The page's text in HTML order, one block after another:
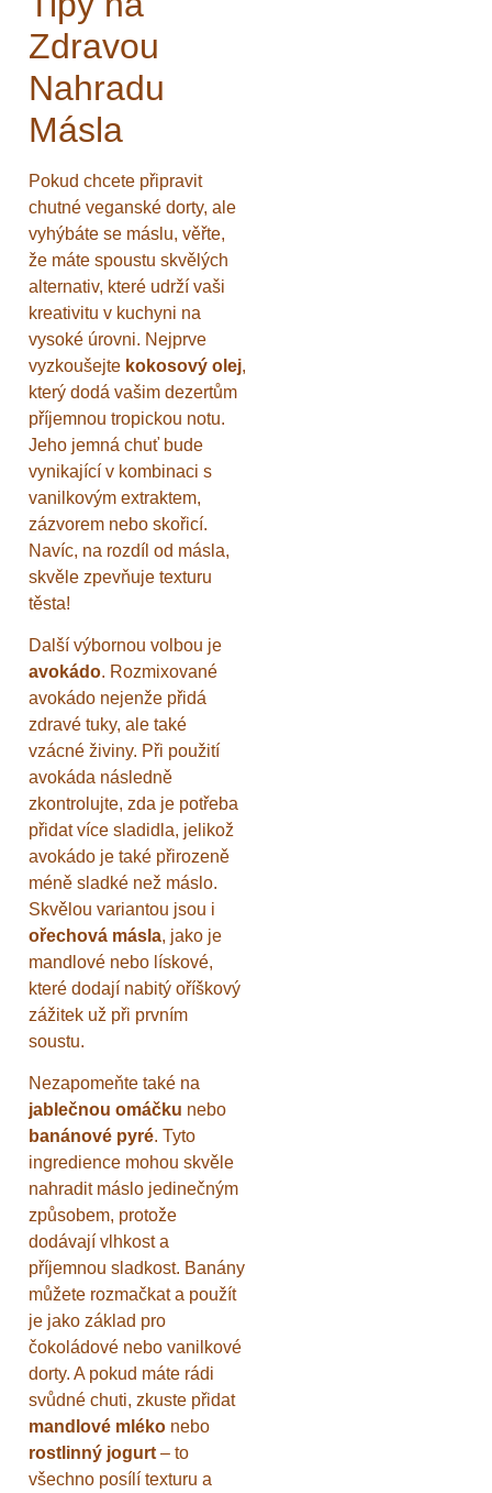
Zdravou
Nahradu
Másla
Pokud chcete připravit
chutné veganské dorty, ale
vyhýbáte se máslu, věřte,
že máte spoustu skvělých
alternativ, které udrží vaši
kreativitu v kuchyni na
vysoké úrovni. Nejprve
vyzkoušejte kokosový olej,
který dodá vašim dezertům
příjemnou tropickou notu.
Jeho jemná chuť bude
vynikající v kombinaci s
vanilkovým extraktem,
zázvorem nebo skořicí.
Navíc, na rozdíl od másla,
skvěle zpevňuje texturu
těsta!
Další výbornou volbou je
avokádo. Rozmixované
avokádo nejenže přidá
zdravé tuky, ale také
vzácné živiny. Při použití
avokáda následně
zkontrolujte, zda je potřeba
přidat více sladidla, jelikož
avokádo je také přirozeně
méně sladké než máslo.
Skvělou variantou jsou i
ořechová másla, jako je
mandlové nebo lískové,
které dodají nabitý oříškový
zážitek už při prvním
soustu.
Nezapomeňte také na
jablečnou omáčku nebo
banánové pyré. Tyto
ingredience mohou skvěle
nahradit máslo jedinečným
způsobem, protože
dodávají vlhkost a
příjemnou sladkost. Banány
můžete rozmačkat a použít
je jako základ pro
čokoládové nebo vanilkové
dorty. A pokud máte rádi
svůdné chuti, zkuste přidat
mandlové mléko nebo
rostlinný jogurt – to
všechno posílí texturu a